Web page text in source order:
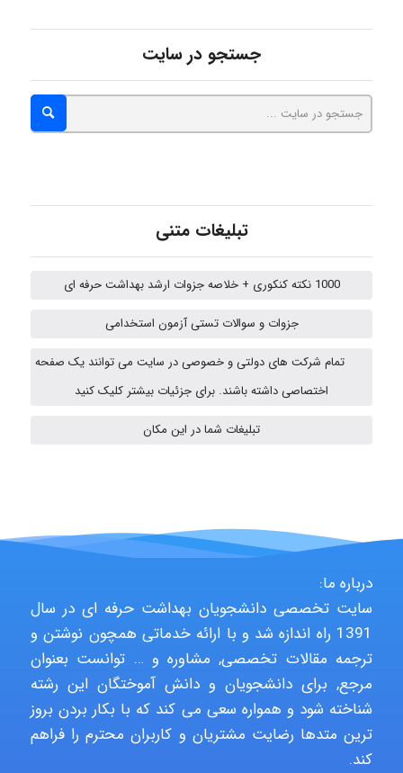
Jafar Tym
fahimeh sheibani
USER124
malekf
جستجو در سایت
تبلیغات متنی
1000 نکته کنکوری + خلاصه جزوات ارشد بهداشت حرفه ای
جزوات و سوالات تستی آزمون استخدامی
تمام شرکت های دولتی و خصوصی در سایت می توانند یک صفحه
اختصاصی داشته باشند. برای جزئیات بیشتر کلیک کنید
تبلیغات شما در این مکان
درباره ما:
سایت تخصصی دانشجویان بهداشت حرفه ای در سال
1391 راه اندازه شد و با ارائه خدماتی همچون نوشتن و
ترجمه مقالات تخصصی, مشاوره و … توانست بعنوان
مرجع, برای دانشجویان و دانش آموختگان این رشته
شناخته شود و همواره سعی می کند که با بکار بردن بروز
ترین متدها رضایت مشتریان و کاربران محترم را فراهم
کند.